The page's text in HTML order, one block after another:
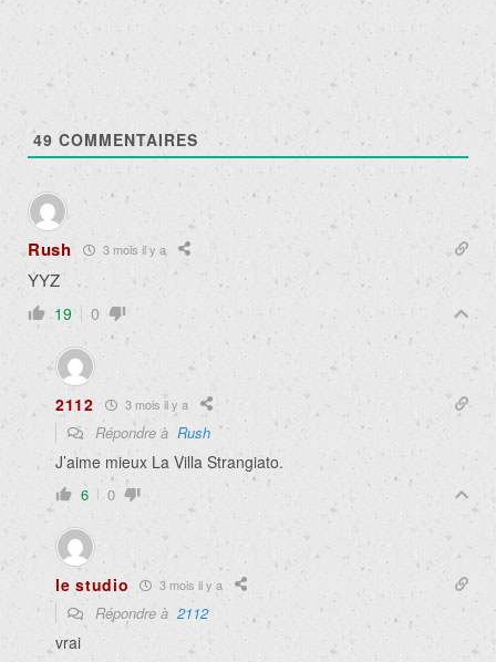
49 COMMENTAIRES
Rush 3 mois il y a
YYZ
19 0
2112 3 mois il y a
Répondre à Rush
J’aime mieux La Villa Strangiato.
6 0
le studio 3 mois il y a
Répondre à 2112
vrai